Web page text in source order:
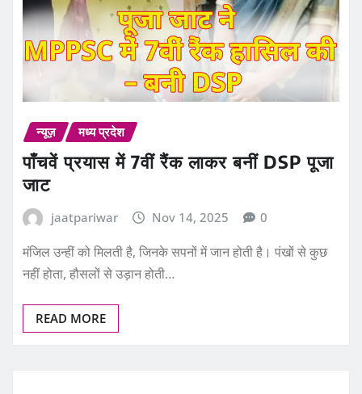
न्यूज़ मध्य प्रदेश
पाँचवें प्रयास में 7वीं रैंक लाकर बनीं DSP पूजा
जाट
jaatpariwar Nov 14, 2025 0
मंजिल उन्हीं को मिलती है, जिनके सपनों में जान होती है। पंखों से कुछ
नहीं होता, हौसलों से उड़ान होती…
READ MORE